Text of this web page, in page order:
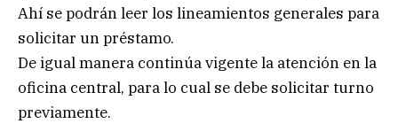
Ahí se podrán leer los lineamientos generales para
solicitar un préstamo.
De igual manera continúa vigente la atención en la
oficina central, para lo cual se debe solicitar turno
previamente.